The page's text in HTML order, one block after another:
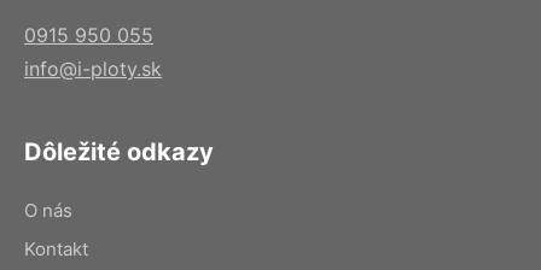
0915 950 055
info@i-ploty.sk
Dôležité odkazy
O nás
Kontakt